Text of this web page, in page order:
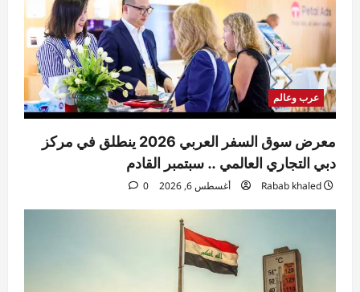
عرب وعالم
معرض سوق السفر العربي 2026 ينطلق في مركز
دبي التجاري العالمي .. سبتمبر القادم
Rabab khaled أغسطس 6, 2026 0